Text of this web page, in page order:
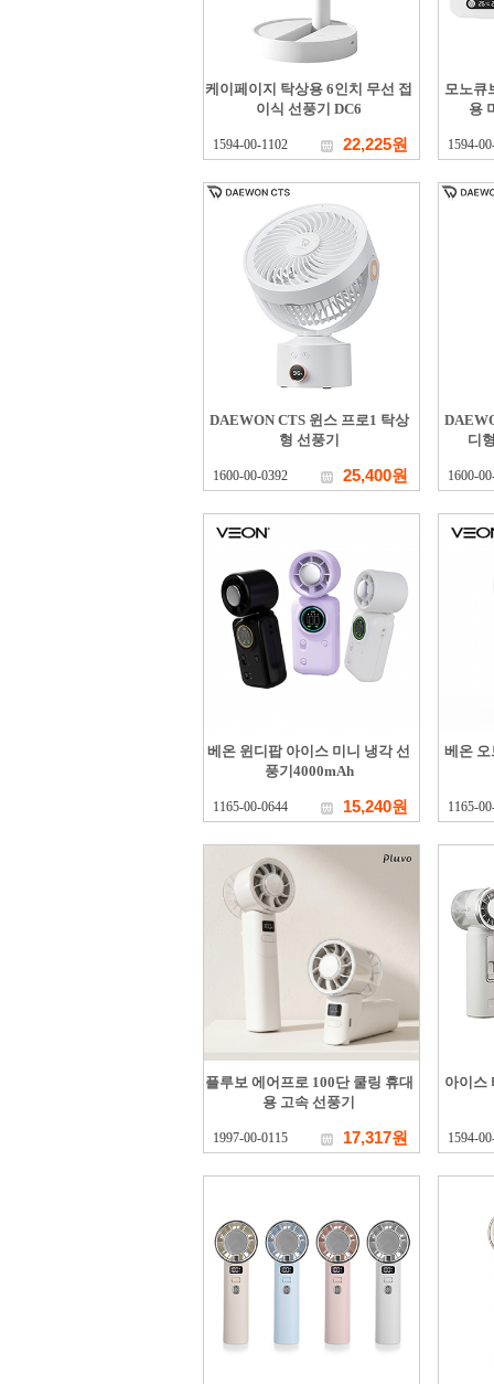
케이페이지 탁상용 6인치 무선 접
이식 선풍기 DC6
1594-00-1102 22,225원
모노큐
용
1594-
DAEWON CTS 윈스 프로1 탁상
형 선풍기
1600-00-0392 25,400원
디
1600-
베온 윈디팝 아이스 미니 냉각 선
풍기4000mAh
1165-00-0644 15,240원
베온 오
1165-
플루보 에어프로 100단 쿨링 휴대
용 고속 선풍기
1997-00-0115 17,317원
아이스
1594-